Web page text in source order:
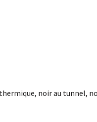
noir au tunnel,